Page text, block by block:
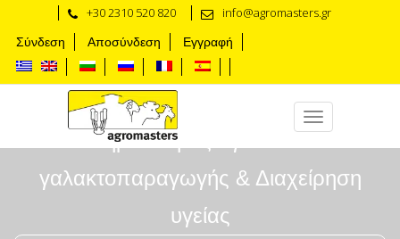
+30 2310 520 820 info@agromasters.gr
Σύνδεση Αποσύνδεση Εγγραφή
Μηρυκασμός αγελάδων
γαλακτοπαραγωγής & Διαχείρηση
υγείας